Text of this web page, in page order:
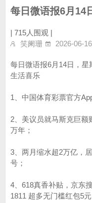
每日微语报6月14
| 715人围观 |
笑阑珊
2026-06-
每日微语报6月14日，星
生活喜乐
1、中国体育彩票官方
2、美议员就马斯克巨额
万年；
3、两月缩水超2万亿，
号；
4、618真香补贴，京东
1811 超多无门槛红包5